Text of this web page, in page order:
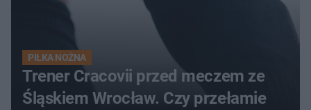
PIŁKA NOŻNA
Trener Cracovii przed meczem ze
Śląskiem Wrocław. Czy przełamie